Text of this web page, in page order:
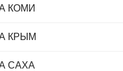
КОМИ
КРЫМ
САХА